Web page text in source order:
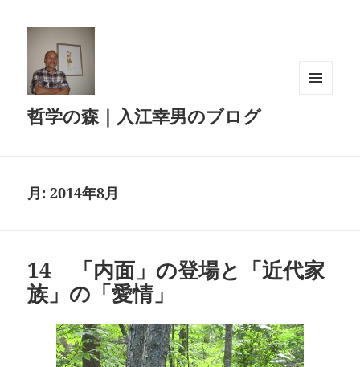
哲学の森｜入江幸男のブログ
月:2014年8月
14 「内面」の登場と「近代家
族」の「愛情」